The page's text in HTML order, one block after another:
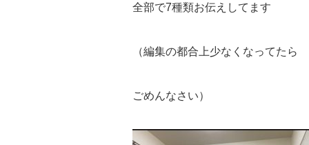
全部で7種類お伝えしてます
（編集の都合上少なくなってたら
ごめんなさい）